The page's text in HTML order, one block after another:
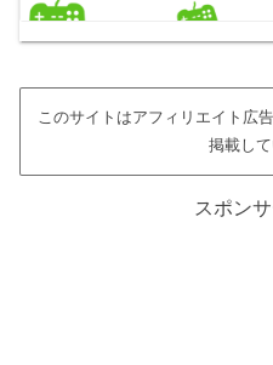
このサイトはアフィリエイト広
掲載して
スポン